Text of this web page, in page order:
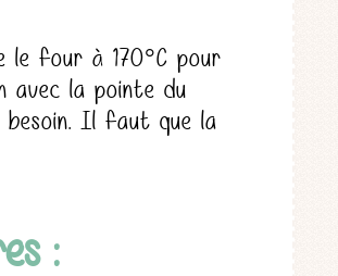
four à 170°C pour
avec la pointe du
besoin. Il faut que la
: